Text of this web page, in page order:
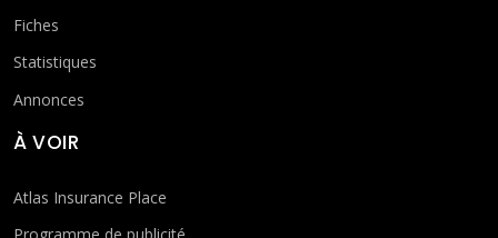
Fiches
Statistiques
Annonces
À VOIR
Atlas Insurance Place